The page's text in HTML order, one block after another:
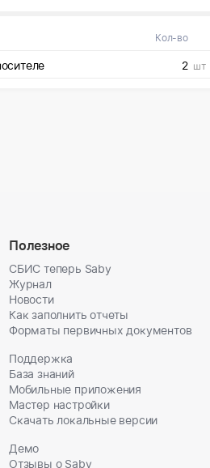
Кол-во
2 шт
Полезное
СБИС теперь Saby
Журнал
Новости
Как заполнить отчеты
Форматы первичных документов
Поддержка
База знаний
Мобильные приложения
Мастер настройки
Скачать локальные версии
Демо
Отзывы о Saby